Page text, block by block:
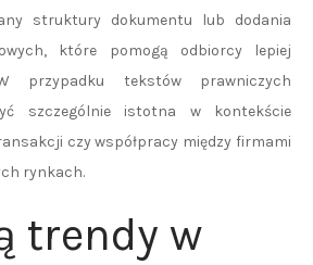
struktury dokumentu lub dodania
które pomogą odbiorcy lepiej
przypadku tekstów prawniczych
szczególnie istotna w kontekście
czy współpracy między firmami
rynkach.
trendy w